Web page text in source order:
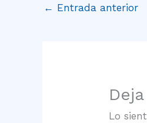
← Entrada anterior
Lo